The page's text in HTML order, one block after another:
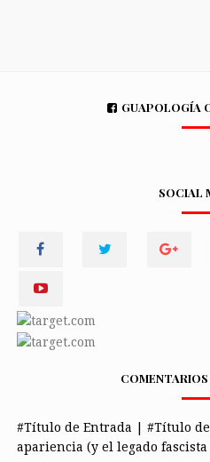
GUAPOLOGÍA
SOCIAL
#Título de Entrada | #Título
apariencia (y el legado